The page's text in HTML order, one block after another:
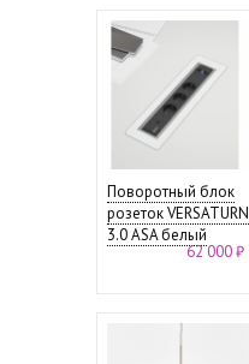
Поворотный блок
розеток VERSATURN
3.0 ASA белый
62 000 ₽